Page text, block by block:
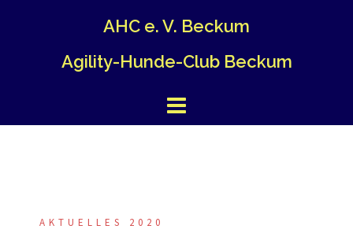
AHC e. V. Beckum
Agility-Hunde-Club Beckum
AKTUELLES 2020